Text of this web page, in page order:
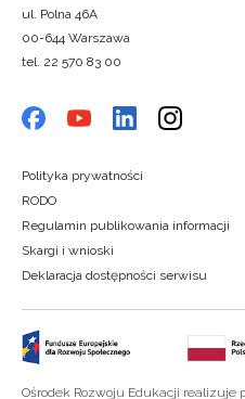
ul. Polna 46A
00-644 Warszawa
tel. 22 570 83 00
Polityka prywatności
RODO
Regulamin publikowania informacji
Skargi i wnioski
Deklaracja dostępności serwisu
Ośrodek Rozwoju Edukacji